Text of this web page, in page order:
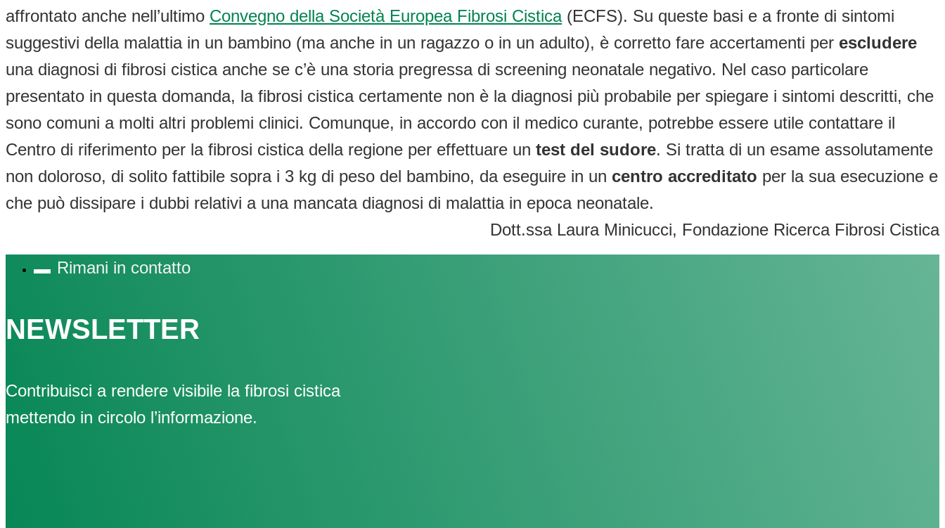
affrontato anche nell’ultimo Convegno della Società Europea Fibrosi Cistica(ECFS). Su queste basi e a fronte di sintomi
suggestivi della malattia in un bambino (ma anche in un ragazzo o in un adulto), è corretto fare accertamenti per escludere
una diagnosi di fibrosi cistica anche se c’è una storia pregressa di screening neonatale negativo. Nel caso particolare
presentato in questa domanda, la fibrosi cistica certamente non è la diagnosi più probabile per spiegare i sintomi descritti, che
sono comuni a molti altri problemi clinici. Comunque, in accordo con il medico curante, potrebbe essere utile contattare il
Centro di riferimento per la fibrosi cistica della regione per effettuare un test del sudore. Si tratta di un esame assolutamente
non doloroso, di solito fattibile sopra i 3 kg di peso del bambino, da eseguire in un centro accreditato per la sua esecuzione e
che può dissipare i dubbi relativi a una mancata diagnosi di malattia in epoca neonatale.
Dott.ssa Laura Minicucci, Fondazione Ricerca Fibrosi Cistica
Rimani in contatto
NEWSLETTER
Contribuisci a rendere visibile la fibrosi cistica
mettendo in circolo l’informazione.